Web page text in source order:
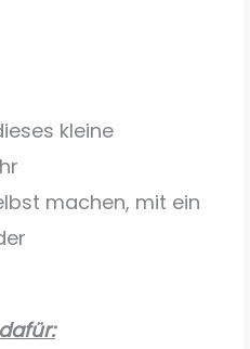
kleine
machen, mit ein